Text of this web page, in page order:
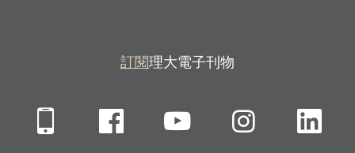
訂閱理大電子刊物
Mobile FacebookYouTube